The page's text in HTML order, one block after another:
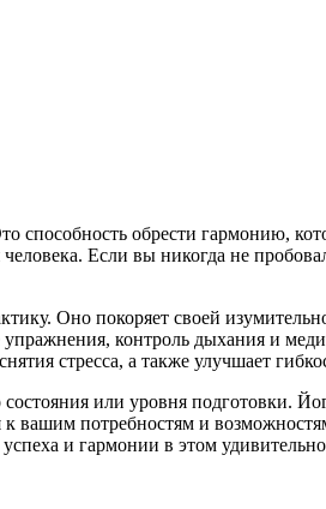
способность обрести гармонию,
Если вы никогда не
Оно покоряет своей
контроль дыхания и
стресса, а также улучшает
или уровня подготовки.
вашим потребностям и
и гармонии в этом